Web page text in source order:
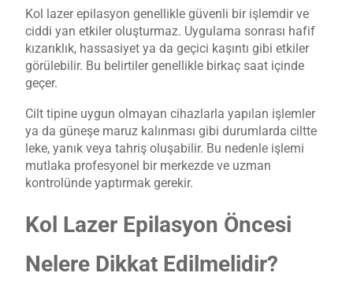
Kol lazer epilasyon genellikle güvenli bir işlemdir ve
ciddi yan etkiler oluşturmaz. Uygulama sonrası hafif
kızarıklık, hassasiyet ya da geçici kaşıntı gibi etkiler
görülebilir. Bu belirtiler genellikle birkaç saat içinde
geçer.
Cilt tipine uygun olmayan cihazlarla yapılan işlemler
ya da güneşe maruz kalınması gibi durumlarda ciltte
leke, yanık veya tahriş oluşabilir. Bu nedenle işlemi
mutlaka profesyonel bir merkezde ve uzman
kontrolünde yaptırmak gerekir.
Kol Lazer Epilasyon Öncesi
Nelere Dikkat Edilmelidir?